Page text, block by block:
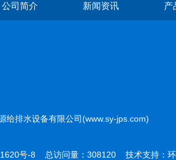
公司简介 新闻资讯 产
给排水设备有限公司(www.sy-jps.com)
号-8 总访问量：308120 技术支持： 环